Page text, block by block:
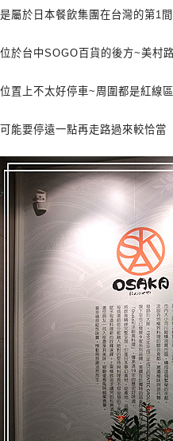
是屬於日本餐飲集團在台灣的第1
位於台中SOGO百貨的後方~美村
位置上不太好停車~周圍都是紅線
可能要停遠一點再走路過來較恰當